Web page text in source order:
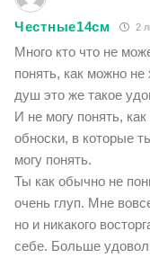
Честные14см 2
Много кто что не
понять, как можно
душ это же такое
И не могу понять,
обноски, в которые
могу понять.
Ты как обычно не
очень глуп. Мне
но и никакого
себе. Больше